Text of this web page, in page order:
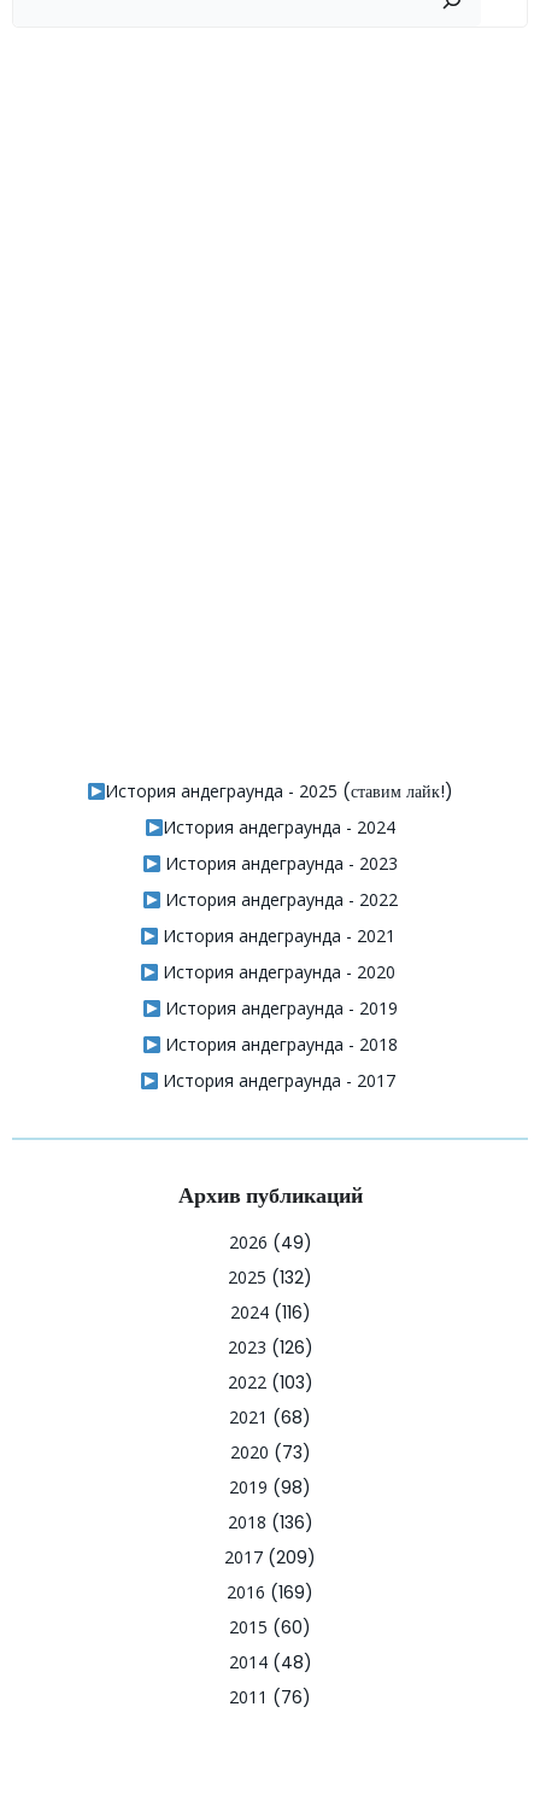
История андеграунда - 2025 (ставим лайк!)
История андеграунда - 2024
История андеграунда - 2023
История андеграунда - 2022
История андеграунда - 2021
История андеграунда - 2020
История андеграунда - 2019
История андеграунда - 2018
История андеграунда - 2017
Архив публикаций
2026 (49)
2025 (132)
2024(116)
2023 (126)
2022(103)
2021 (68)
2020 (73)
2019 (98)
2018 (136)
2017 (209)
2016 (169)
2015 (60)
2014(48)
2011 (76)